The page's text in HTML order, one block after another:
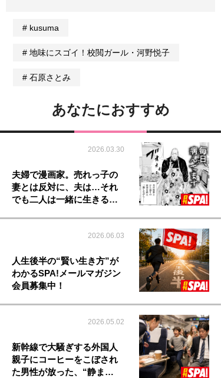
kusuma
地味にスゴイ！校閲ガール・河野悦子
石原さとみ
あなたにおすすめ
2026.03.30
夫婦で漫画家。売れっ子の
妻とは反対に、夫は…それ
でも二人は一緒に生きる…
2026.06.03
人生後半の“賢い生き方”が
わかるSPA!メールマガジン
会員募集中！
2026.05.02
新幹線で大騒ぎする外国人
親子にコーヒーをこぼされ
た男性が放った、“静ま…